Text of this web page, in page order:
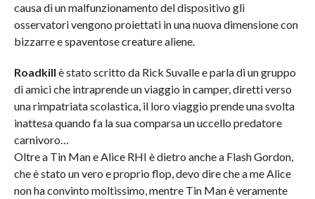
causa di un malfunzionamento del dispositivo gli
osservatori vengono proiettati in una nuova dimensione con
bizzarre e spaventose creature aliene.
Roadkill è stato scritto da Rick Suvalle e parla di un gruppo
di amici che intraprende un viaggio in camper, diretti verso
una rimpatriata scolastica, il loro viaggio prende una svolta
inattesa quando fa la sua comparsa un uccello predatore
carnivoro…
Oltre a Tin Man e Alice RHI è dietro anche a Flash Gordon,
che è stato un vero e proprio flop, devo dire che a me Alice
non ha convinto moltissimo, mentre Tin Man è veramente